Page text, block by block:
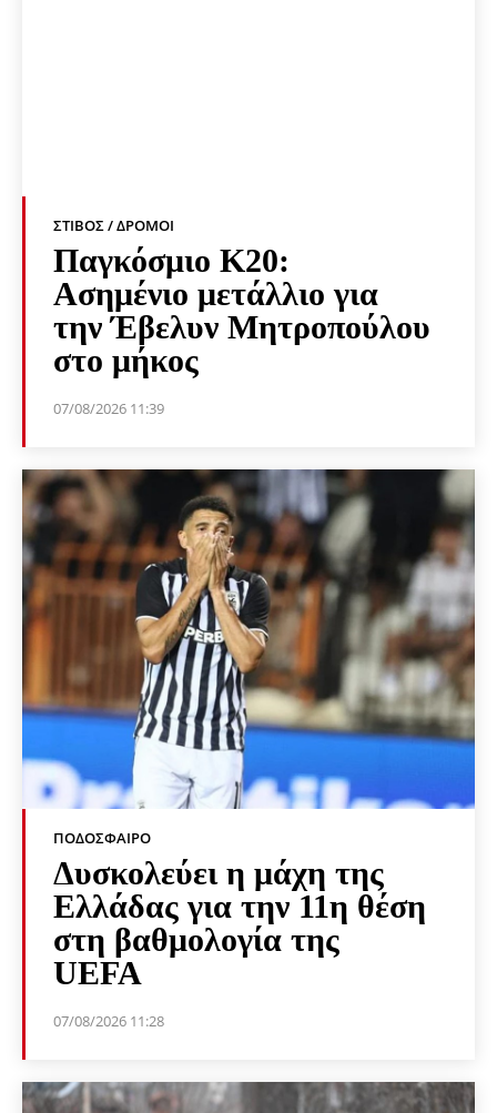
ΣΤΊΒΟΣ / ΔΡΌΜΟΙ
Παγκόσμιο Κ20:
Ασημένιο μετάλλιο για
την Έβελυν Μητροπούλου
στο μήκος
07/08/2026 11:39
ΠΟΔΌΣΦΑΙΡΟ
Δυσκολεύει η μάχη της
Ελλάδας για την 11η θέση
στη βαθμολογία της
UEFA
07/08/2026 11:28